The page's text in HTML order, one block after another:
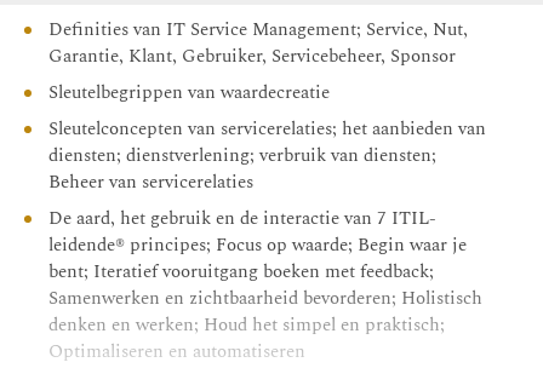
Definities van IT Service Management; Service, Nut,
Garantie, Klant, Gebruiker, Servicebeheer, Sponsor
Sleutelbegrippen van waardecreatie
Sleutelconcepten van servicerelaties; het aanbieden van
diensten; dienstverlening; verbruik van diensten;
Beheer van servicerelaties
De aard, het gebruik en de interactie van 7 ITIL-
leidende® principes; Focus op waarde; Begin waar je
bent; Iteratief vooruitgang boeken met feedback;
Samenwerken en zichtbaarheid bevorderen; Holistisch
denken en werken; Houd het simpel en praktisch;
Optimaliseren en automatiseren